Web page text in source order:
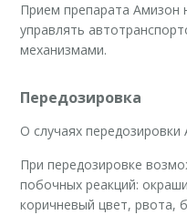
Прием препарата Амизон
управлять
механизмами.
Передозировка
О случаях
При передозировке
побочных реакций:
коричневый цвет, рвота,